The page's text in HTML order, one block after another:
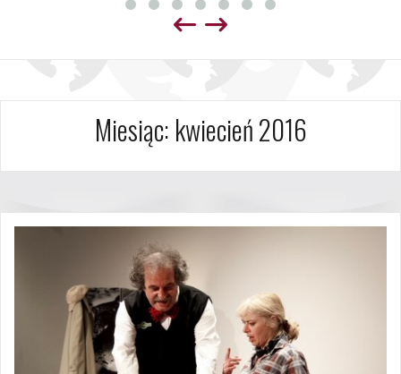
Miesiąc: kwiecień 2016